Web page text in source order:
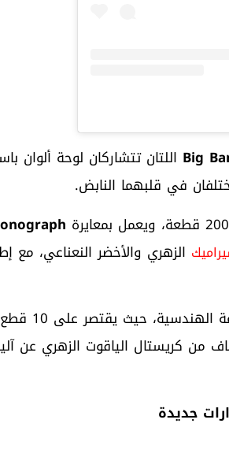
Big اللتان تتشاركان لوحة ألوان
في قلبهما النابض.
الزهري والأخضر النعناعي،
من كريستال الياقوت الزهري عن
جديدة